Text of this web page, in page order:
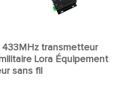
433MHz transmetteur
Lora Équipement
sans fil